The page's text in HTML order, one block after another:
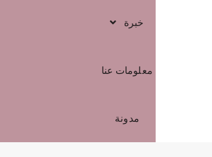
خبرة
معلومات عنا
مدونة